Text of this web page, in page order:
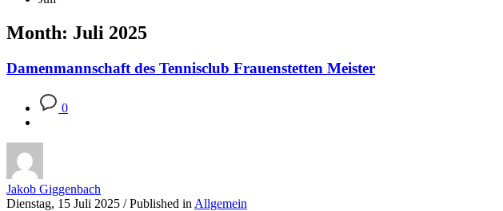
Month: Juli 2025
Damenmannschaft des Tennisclub Frauenstetten Meister
0
Jakob Giggenbach
Dienstag, 15 Juli 2025 / Published in Allgemein